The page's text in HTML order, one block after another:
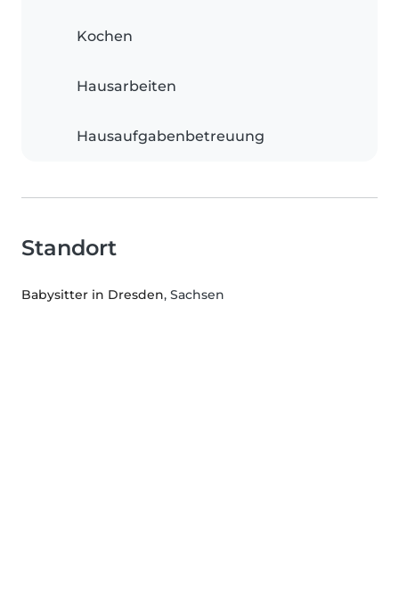
Kochen
Hausarbeiten
Hausaufgabenbetreuung
Standort
Babysitter in Dresden, Sachsen